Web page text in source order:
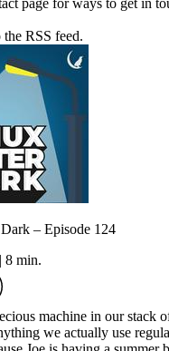
page for ways to get in
the RSS feed.
– Episode 124
8 min.
machine in our stack
we actually use